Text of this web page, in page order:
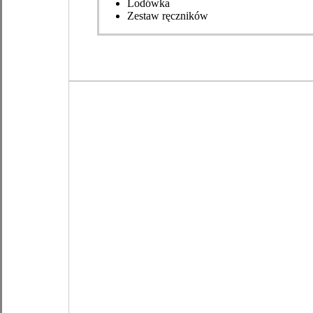
Lodówka
Zestaw ręczników